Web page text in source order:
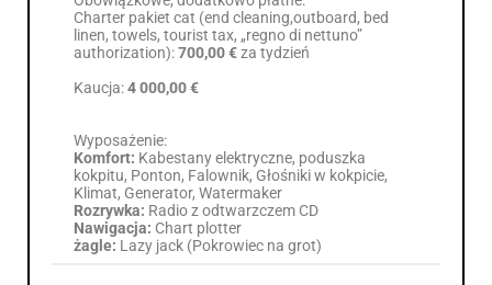
Charter pakiet cat (end cleaning,outboard, bed
linen, towels, tourist tax, „regno di nettuno”
authorization):700,00 €za tydzień
Kaucja:4 000,00 €
Wyposażenie:
Komfort: Kabestany elektryczne, poduszka
kokpitu, Ponton, Falownik, Głośniki w kokpicie,
Klimat, Generator, Watermaker
Rozrywka: Radio z odtwarzczem CD
Nawigacja: Chart plotter
żagle: Lazy jack (Pokrowiec na grot)